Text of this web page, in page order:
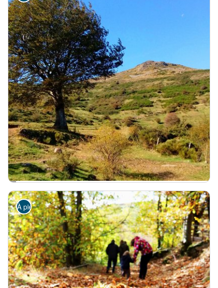
Randonnée à Ajoux - © François Lemaître
AJOUX
Ajoux - Le chemin des écoliers
Châtaigneraie
Patrimoine agricole
Moyen
3h 8,8km +305m
À pied